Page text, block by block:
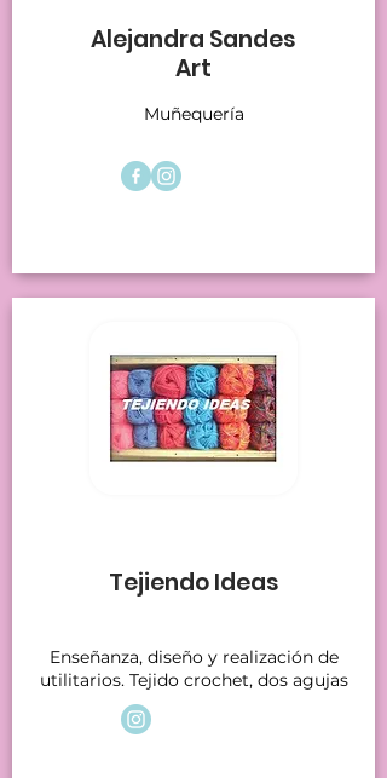
Alejandra Sandes
Art
Muñequería
Tejiendo Ideas
Enseñanza, diseño y realización de
utilitarios. Tejido crochet, dos agujas